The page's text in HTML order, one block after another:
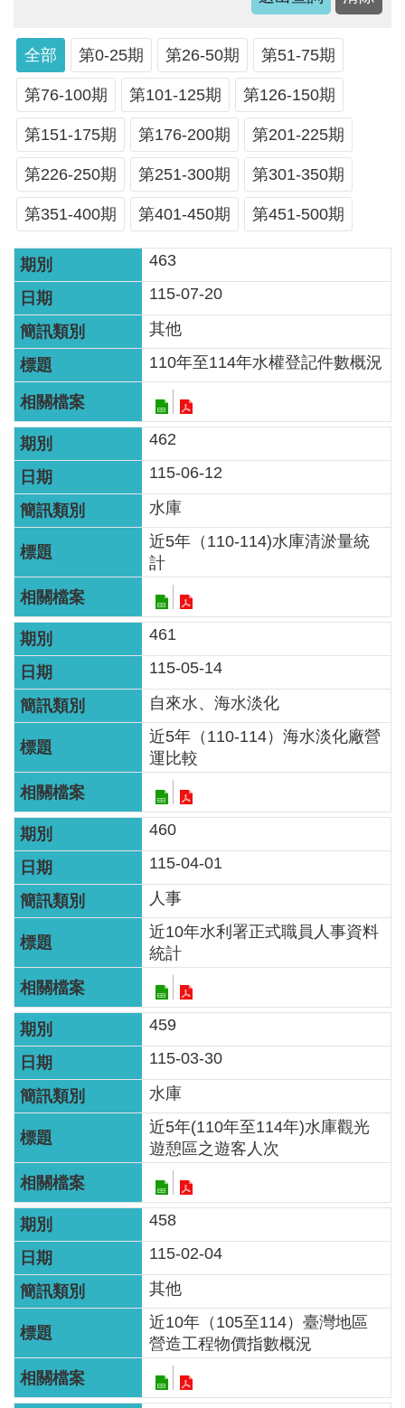
便
民
服
務
資
訊
服
務
關
於
本
署
網
站
導
覽
回
首
頁
意
見
信
箱
常
見
問
答
廉
政
平
臺
性
專
區
English
RSS
互
動
交
流
專
屬
網
站
政
府
全部 第0-25期 第26-50期 第51-75期
第76-100期 第101-125期 第126-150期
第151-175期 第176-200期 第201-225期
第226-250期 第251-300期 第301-350期
第351-400期 第401-450期 第451-500期
463
115-07-20
其他
110年至114年水權登記件數概況
462
115-06-12
水庫
近5年（110-114)水庫清淤量統
計
461
115-05-14
自來水、海水淡化
近5年（110-114）海水淡化廠營
運比較
460
115-04-01
人事
近10年水利署正式職員人事資料
統計
459
115-03-30
水庫
近5年(110年至114年)水庫觀光
遊憩區之遊客人次
458
115-02-04
其他
近10年（105至114）臺灣地區
營造工程物價指數概況